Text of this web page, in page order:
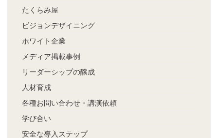
たくらみ屋
ビジョンデザイニング
ホワイト企業
メディア掲載事例
リーダーシップの醸成
人材育成
各種お問い合わせ・講演依頼
学び合い
安全な導入ステップ